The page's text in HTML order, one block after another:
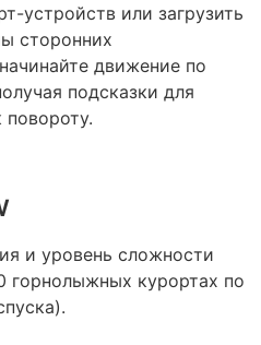
устройств или загрузить
сторонних
движение по
подсказки для
и уровень сложности
горнолыжных курортах по